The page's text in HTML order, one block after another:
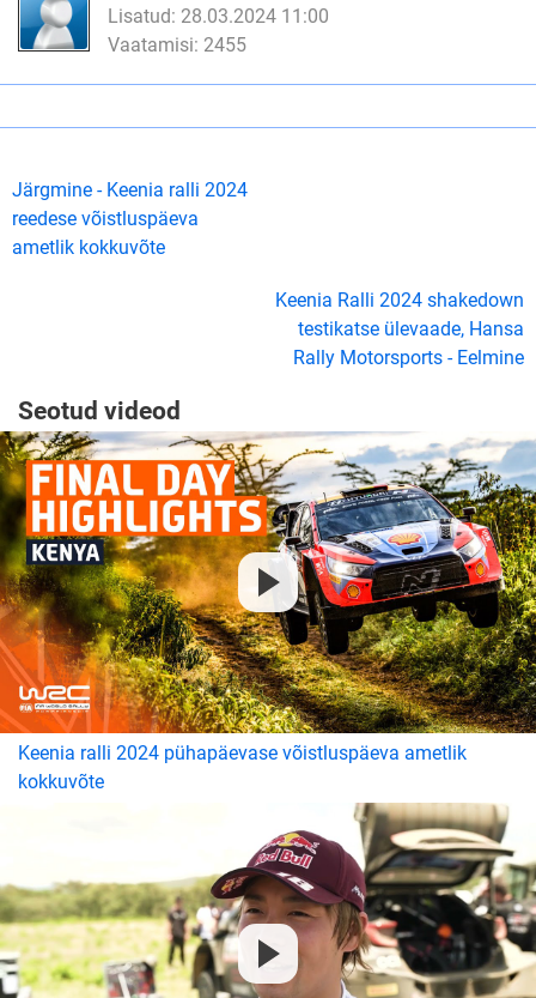
Lisatud: 28.03.2024 11:00
Vaatamisi: 2455
Järgmine - Keenia ralli 2024
reedese võistluspäeva
ametlik kokkuvõte
Keenia Ralli 2024 shakedown
testikatse ülevaade, Hansa
Rally Motorsports - Eelmine
Seotud videod
Keenia ralli 2024 pühapäevase võistluspäeva ametlik
kokkuvõte